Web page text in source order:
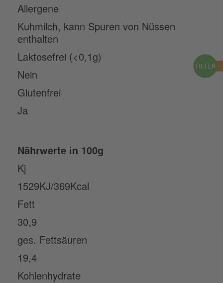
Allergene
Kuhmilch, kann Spuren von Nüssen
enthalten
Laktosefrei (<0,1g)
Nein
Glutenfrei
Ja
Nährwerte in 100g
Kj
1529KJ/369Kcal
Fett
30,9
ges. Fettsäuren
19,4
Kohlenhydrate